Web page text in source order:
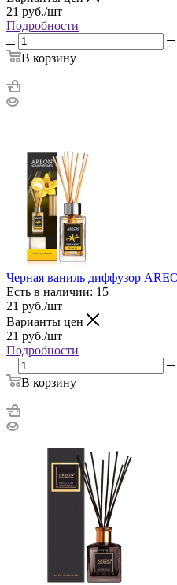
21 руб./шт
Подробности
В корзину
Черная ваниль диффузор
Есть в наличии: 15
21 руб./шт
Варианты цен
21 руб./шт
Подробности
В корзину